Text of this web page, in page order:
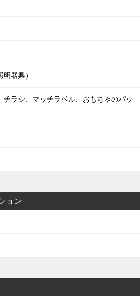
器具）
チラシ、マッチラベル、おもちゃのパッ
ョン